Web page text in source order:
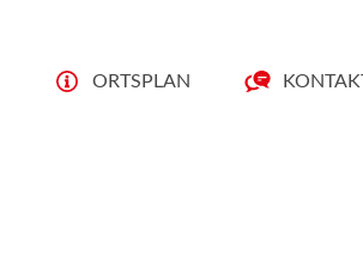
ORTSPLAN